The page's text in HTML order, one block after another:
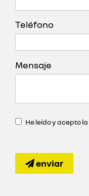
Teléfono
Mensaje
He leído y acepto la
enviar